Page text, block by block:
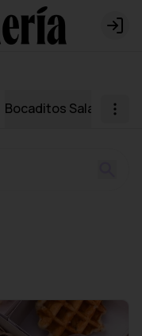
Login
Bocaditos Salados